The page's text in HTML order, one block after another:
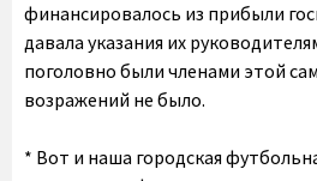
финансировалось из прибыли
давала указания их
поголовно были членами этой
возражений не было.
* Вот и наша городская